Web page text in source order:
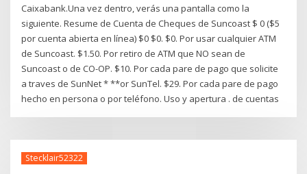
Caixabank.Una vez dentro, verás una pantalla como la
siguiente. Resume de Cuenta de Cheques de Suncoast $ 0 ($5
por cuenta abierta en línea) $0 $0. $0. Por usar cualquier ATM
de Suncoast. $1.50. Por retiro de ATM que NO sean de
Suncoast o de CO-OP. $10. Por cada pare de pago que solicite
a traves de SunNet * **or SunTel. $29. Por cada pare de pago
hecho en persona o por teléfono. Uso y apertura . de cuentas
Stecklair52322